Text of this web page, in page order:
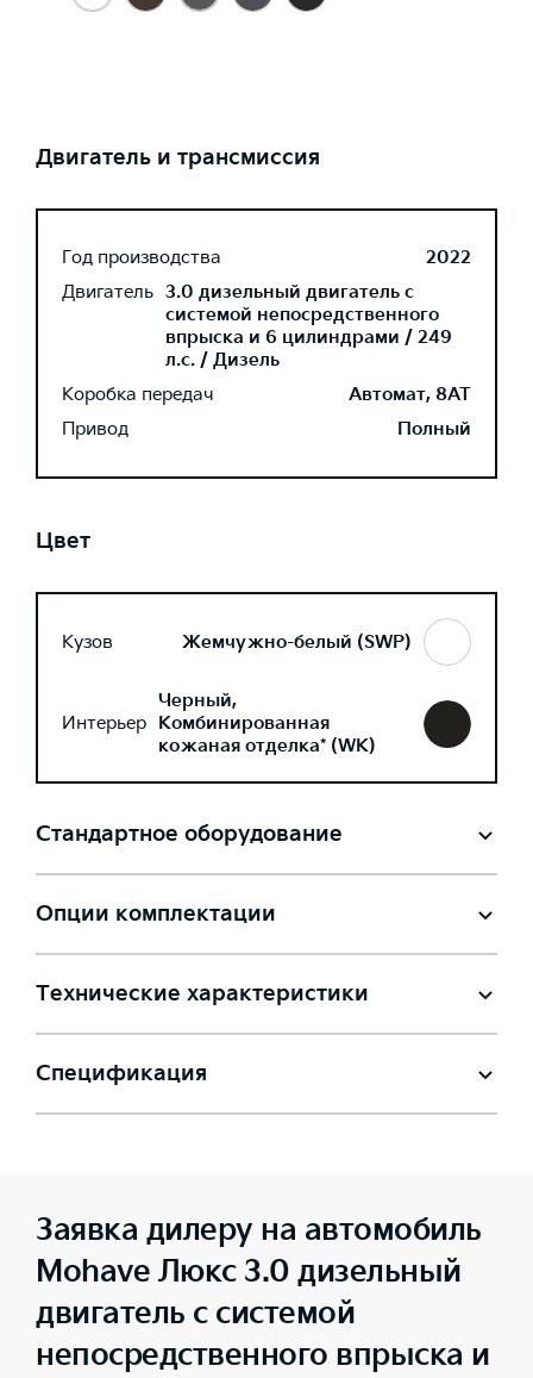
Двигатель и трансмиссия
Год производства
2022
Двигатель 3.0 дизельный двигатель с
системой непосредственного
впрыска и 6 цилиндрами / 249
л.с. / Дизель
Коробка передач
Автомат, 8AT
Привод
Полный
Цвет
Кузов Жемчужно-белый (SWP)
Интерьер
Черный,
Комбинированная
кожаная отделка* (WK)
Стандартное оборудование
Опции комплектации
Технические характеристики
Спецификация
Заявка дилеру на автомобиль
Mohave Люкс 3.0 дизельный
двигатель с системой
непосредственного впрыска и